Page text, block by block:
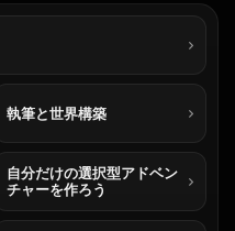
執筆と世界構築
自分だけの選択型アドベン
チャーを作ろう